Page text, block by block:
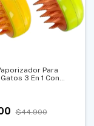
Para
3 En 1 Con
$44.900